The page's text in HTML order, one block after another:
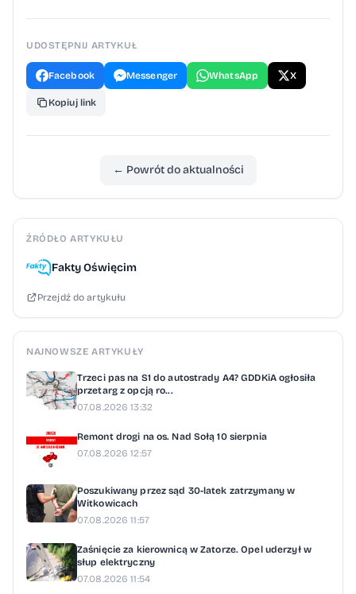
UDOSTĘPNIJ ARTYKUŁ
Facebook Messenger WhatsApp X
Kopiuj link
← Powrót do aktualności
ŹRÓDŁO ARTYKUŁU
Fakty Oświęcim
Przejdź do artykułu
NAJNOWSZE ARTYKUŁY
Trzeci pas na S1 do autostrady A4? GDDKiA ogłosiła
przetarg z opcją ro...
07.08.2026 13:32
Remont drogi na os. Nad Sołą 10 sierpnia
07.08.2026 12:57
Poszukiwany przez sąd 30-latek zatrzymany w
Witkowicach
07.08.2026 11:57
Zaśnięcie za kierownicą w Zatorze. Opel uderzył w
słup elektryczny
07.08.2026 11:54